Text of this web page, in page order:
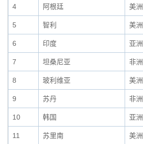
4 阿根廷 美洲
5 智利 美洲
6 印度 亚洲
7 坦桑尼亚 非洲
8 玻利维亚 美洲
9 苏丹 非洲
10 韩国 亚洲
11 苏里南 美洲